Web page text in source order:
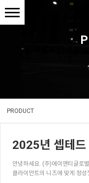
PRODUCT
2025년 셉테드
안녕하세요. (주)에이앤티글로
클라이언트의 니즈에 맞게 정